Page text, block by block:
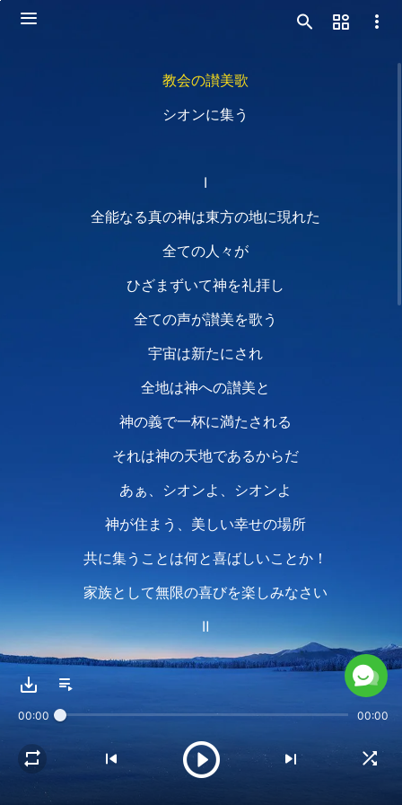
教会の讃美歌
シオンに集う
Ⅰ
全能なる真の神は東方の地に現れた
全ての人々が
ひざまずいて神を礼拝し
全ての声が讃美を歌う
宇宙は新たにされ
全地は神への讃美と
神の義で一杯に満たされる
それは神の天地であるからだ
あぁ、シオンよ、シオンよ
神が住まう、美しい幸せの場所
共に集うことは何と喜ばしいことか！
家族として無限の喜びを楽しみなさい
Ⅱ
神の御顔は春のように明るく微笑む
勝利して戻られる神を
00:00 00:00